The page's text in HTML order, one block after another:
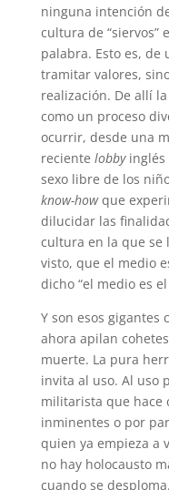
ninguna intención
cultura de “siervos”
palabra. Esto es,
tramitar valores,
realización. De allí
como un proceso
ocurrir, desde una
reciente lobbyinglés
sexo libre de los
know-howque
dilucidar las
cultura en la que se
visto, que el medio
dicho “el medio es
Y son esos gigantes
ahora apilan
muerte. La pura
invita al uso. Al uso
militarista que hace
inminentes o por
quien ya empieza a
no hay holocausto
cuando se desploma.